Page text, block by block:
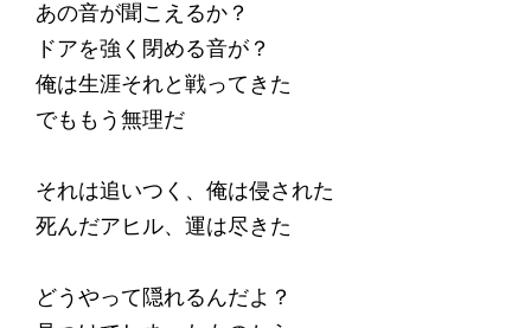
あの音が聞こえるか？
ドアを強く閉める音が？
俺は生涯それと戦ってきた
でももう無理だ
それは追いつく、俺は侵された
死んだアヒル、運は尽きた
どうやって隠れるんだよ？